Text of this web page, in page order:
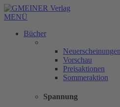
MENÜ
Bücher
Neuerscheinungen
Vorschau
Preisaktionen
Sommeraktion
Spannung